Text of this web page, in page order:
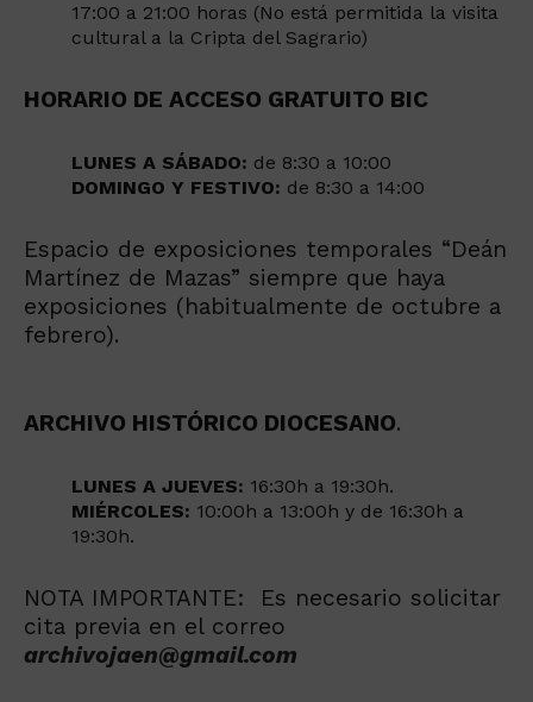
17:00 a 21:00 horas (No está permitida la visita
cultural a la Cripta del Sagrario)
HORARIO DE ACCESO GRATUITO BIC
LUNES A SÁBADO: de 8:30 a 10:00
DOMINGO Y FESTIVO: de 8:30 a 14:00
Espacio de exposiciones temporales “Deán
Martínez de Mazas” siempre que haya
exposiciones (habitualmente de octubre a
febrero).
ARCHIVO HISTÓRICO DIOCESANO.
LUNES A JUEVES: 16:30h a 19:30h.
MIÉRCOLES: 10:00h a 13:00h y de 16:30h a
19:30h.
NOTA IMPORTANTE: Es necesario solicitar
cita previa en el correo
archivojaen@gmail.com